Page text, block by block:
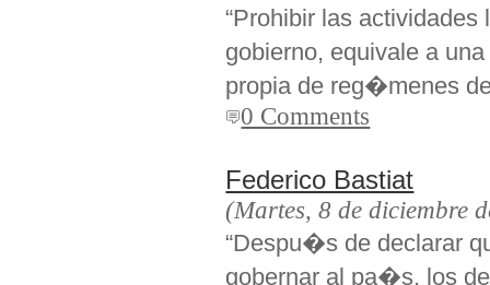
“Prohibir las
gobierno, equivale a
propia de reg�menes
0 Comments
Federico Bastiat
(Martes, 8 de diciembre
“Despu�s de declarar
gobernar al pa�s, los